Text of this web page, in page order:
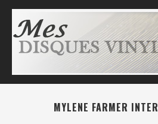
MYLENE FARMER